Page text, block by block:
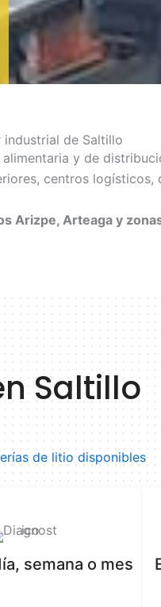
de Saltillo
y de
centros
Arizpe, Arteaga y
Saltillo
de litio disponibles
semana o mes